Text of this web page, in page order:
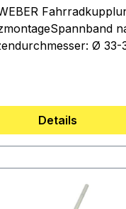
Ø 33-
Details